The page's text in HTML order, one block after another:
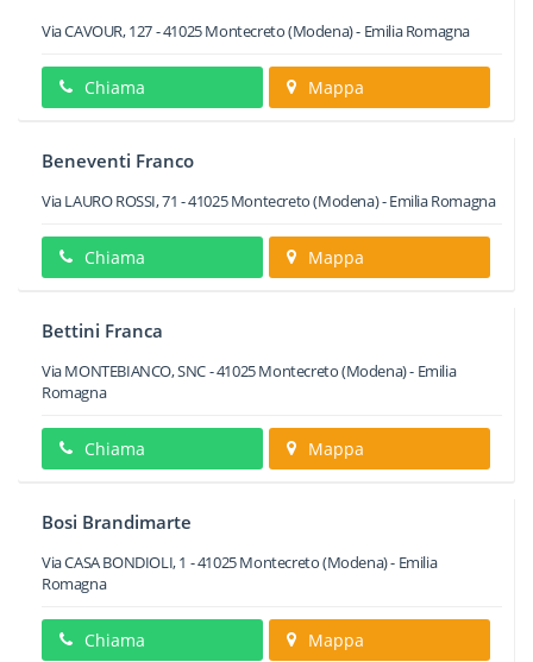
Via CAVOUR, 127-41025Montecreto(Modena) - Emilia Romagna
Chiama Mappa
Beneventi Franco
Via LAURO ROSSI, 71 -41025 Montecreto(Modena) -Emilia Romagna
Chiama Mappa
Bettini Franca
Via MONTEBIANCO, SNC-41025Montecreto(Modena) - Emilia
Romagna
Chiama Mappa
Bosi Brandimarte
Via CASA BONDIOLI, 1 -41025Montecreto(Modena) - Emilia
Romagna
Chiama Mappa